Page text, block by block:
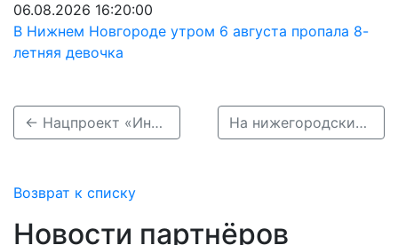
06.08.2026 16:20:00
В Нижнем Новгороде утром 6 августа пропала 8-
летняя девочка
← Нацпроект «Инфраструктура для жизни» подарил селу два новых тротуара На нижегородских кладбищах установили камеры для борьбы с вандалами →
Возврат к списку
Новости партнёров